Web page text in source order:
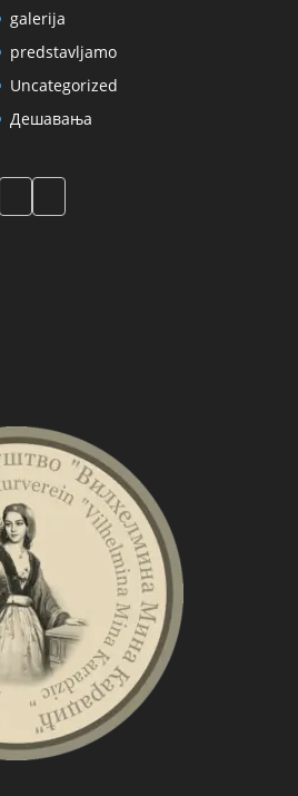
galerija
predstavljamo
Uncategorized
Дешавања